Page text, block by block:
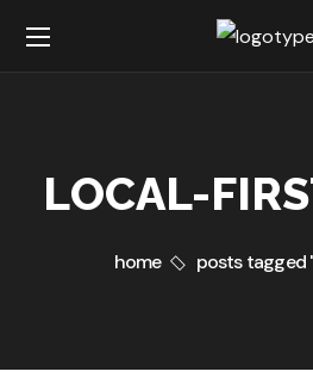
LOCAL-
home posts tagged